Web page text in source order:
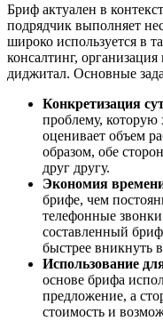
Бриф актуален в
подрядчик выполняет
широко используется в
консалтинг,
диджитал. Основные
Конкретизация
проблему, которую
оценивает объем
образом, обе
друг другу.
Экономия
брифе, чем
телефонные
составленный
быстрее вникнуть
Использование
основе брифа
предложение, а
стоимость и